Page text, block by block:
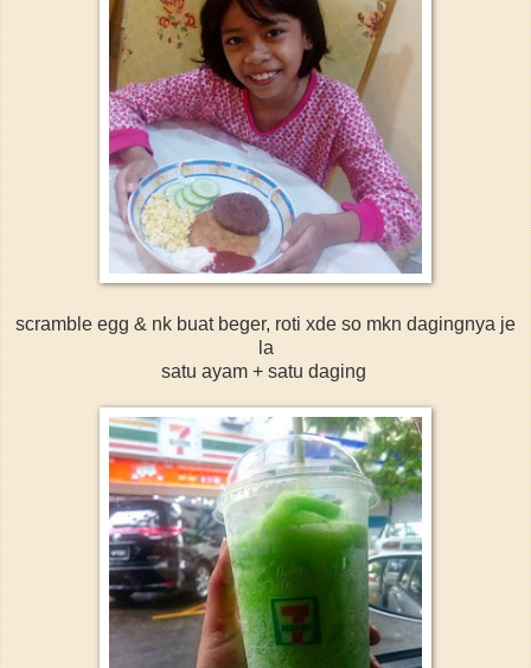
scramble egg & nk buat beger, roti xde so mkn dagingnya je
la
satu ayam + satu daging